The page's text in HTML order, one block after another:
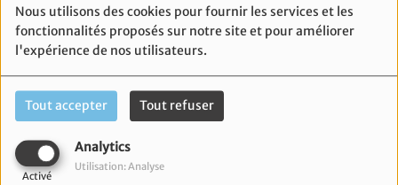
Nous utilisons des cookies pour fournir les services et les
fonctionnalités proposés sur notre site et pour améliorer
l'expérience de nos utilisateurs.
Tout accepter Tout refuser
Analytics
Activé
Utilisation: Analyse